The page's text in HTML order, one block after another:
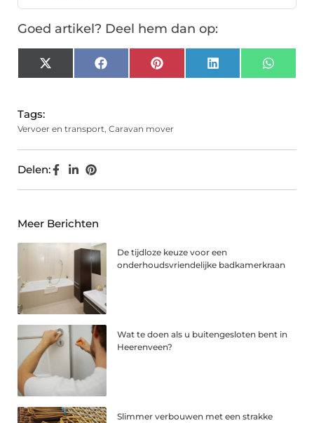
Goed artikel? Deel hem dan op:
X
(Twitter)
FacebookPinterest LinkedIn
Tags:
Vervoer en transport, Caravan mover
Delen:
Meer Berichten
De tijdloze keuze voor een
onderhoudsvriendelijke badkamerkraan
Wat te doen als u buitengesloten bent in
Heerenveen?
Slimmer verbouwen met een strakke